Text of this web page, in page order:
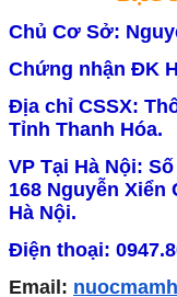
Chủ Cơ Sở:
Chứng nhận ĐK
Địa chỉ CSSX:
Tỉnh Thanh Hóa.
VP Tại Hà Nội:
168 Nguyễn Xiển
Hà Nội.
Điện thoại:
Email: